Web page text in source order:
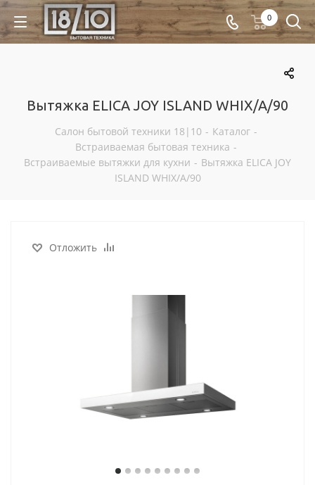
0
Вытяжка ELICA JOY ISLAND WHIX/A/90
Салон бытовой техники 18|10 - Каталог -
Встраиваемая бытовая техника -
Встраиваемые вытяжки для кухни - Вытяжка ELICA JOY
ISLAND WHIX/A/90
Отложить